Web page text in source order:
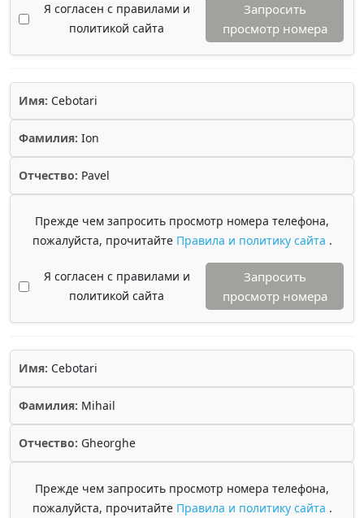
Я согласен с правилами и
политикой сайта
Запросить
просмотр номера
Имя: Cebotari
Фамилия: Ion
Отчество: Pavel
Прежде чем запросить просмотр номера телефона,
пожалуйста, прочитайте Правила и политику сайта .
Я согласен с правилами и
политикой сайта
Запросить
просмотр номера
Имя: Cebotari
Фамилия: Mihail
Отчество: Gheorghe
Прежде чем запросить просмотр номера телефона,
пожалуйста, прочитайте Правила и политику сайта .